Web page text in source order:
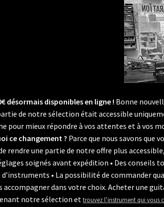
désormais disponibles en ligne ! Bonne
de notre sélection était accessible
pour mieux répondre à vos attentes et à vos
ce changement ? Parce que nous savons que
rendre une partie de notre offre plus
soignés avant expédition • Des conseils
• La possibilité de commander
accompagner dans votre choix. Acheter une
notre sélection ettrouvez l’instrument qui vous